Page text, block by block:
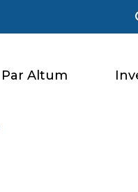
Par Altum